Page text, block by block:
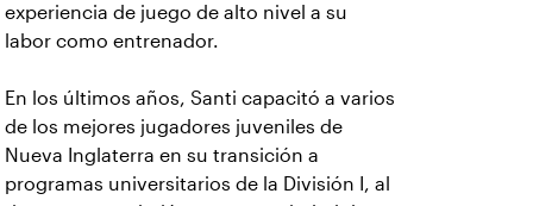
experiencia de juego de alto nivel a su
labor como entrenador.
En los últimos años, Santi capacitó a varios
de los mejores jugadores juveniles de
Nueva Inglaterra en su transición a
programas universitarios de la División I, al